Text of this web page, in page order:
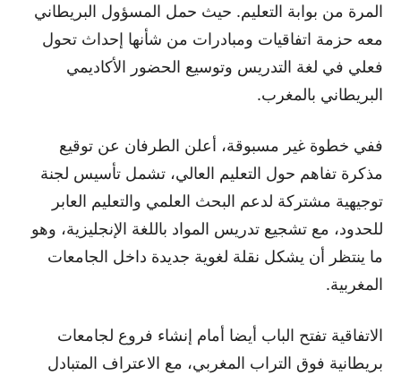
المرة من بوابة التعليم. حيث حمل المسؤول البريطاني
معه حزمة اتفاقيات ومبادرات من شأنها إحداث تحول
فعلي في لغة التدريس وتوسيع الحضور الأكاديمي
البريطاني بالمغرب.
ففي خطوة غير مسبوقة، أعلن الطرفان عن توقيع
مذكرة تفاهم حول التعليم العالي، تشمل تأسيس لجنة
توجيهية مشتركة لدعم البحث العلمي والتعليم العابر
للحدود، مع تشجيع تدريس المواد باللغة الإنجليزية، وهو
ما ينتظر أن يشكل نقلة لغوية جديدة داخل الجامعات
المغربية.
الاتفاقية تفتح الباب أيضا أمام إنشاء فروع لجامعات
بريطانية فوق التراب المغربي، مع الاعتراف المتبادل